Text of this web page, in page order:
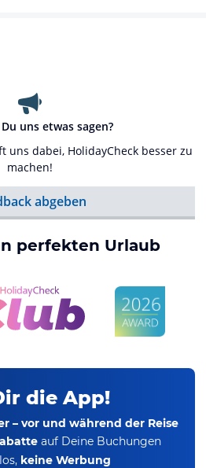
uns etwas sagen?
uns dabei, HolidayCheck besser zu
machen!
abgeben
perfekten Urlaub
die App!
– vor und während der Reise
auf Deine Buchungen
keine Werbung